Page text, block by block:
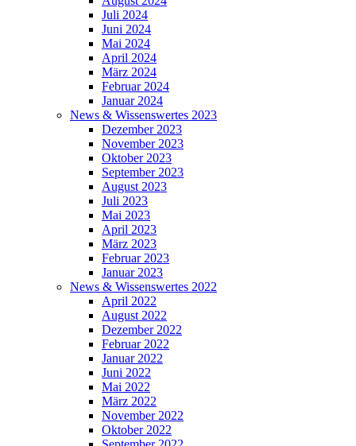
Juli 2024
Juni 2024
Mai 2024
April 2024
März 2024
Februar 2024
Januar 2024
News & Wissenswertes 2023
Dezember 2023
November 2023
Oktober 2023
September 2023
August 2023
Juli 2023
Mai 2023
April 2023
März 2023
Februar 2023
Januar 2023
News & Wissenswertes 2022
April 2022
August 2022
Dezember 2022
Februar 2022
Januar 2022
Juni 2022
Mai 2022
März 2022
November 2022
Oktober 2022